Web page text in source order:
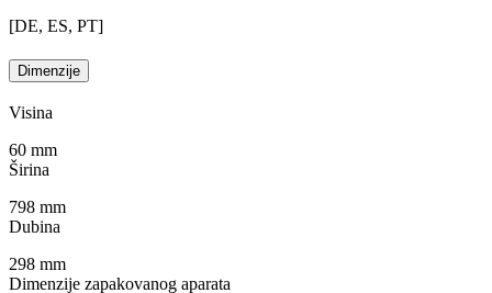
[DE, ES, PT]
Dimenzije
Visina
60 mm
Širina
798 mm
Dubina
298 mm
Dimenzije zapakovanog aparata